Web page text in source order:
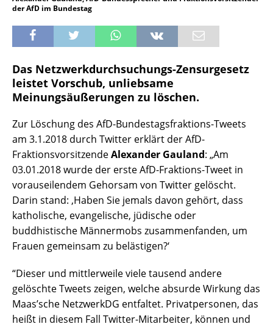
der AfD im Bundestag
Das Netzwerkdurchsuchungs-Zensurgesetz
leistet Vorschub, unliebsame
Meinungsäußerungen zu löschen.
Zur Löschung des AfD-Bundestagsfraktions-Tweets
am 3.1.2018 durch Twitter erklärt der AfD-
FraktionsvorsitzendeAlexander Gauland: „Am
03.01.2018 wurde der erste AfD-Fraktions-Tweet in
vorauseilendem Gehorsam von Twitter gelöscht.
Darin stand: ‚Haben Sie jemals davon gehört, dass
katholische, evangelische, jüdische oder
buddhistische Männermobs zusammenfanden, um
Frauen gemeinsam zu belästigen?‘
“Dieser und mittlerweile viele tausend andere
gelöschte Tweets zeigen, welche absurde Wirkung das
Maas’sche NetzwerkDG entfaltet. Privatpersonen, das
heißt in diesem Fall Twitter-Mitarbeiter, können und